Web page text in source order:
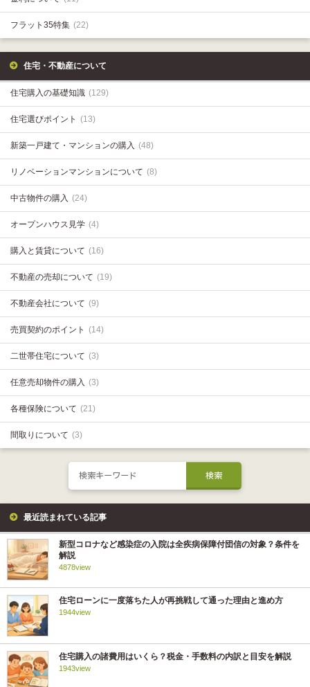
フラット35特集 (22)
住宅・不動産について
住宅購入の基礎知識 (129)
住宅選びポイント (13)
新築一戸建て・マンションの購入 (48)
リノベーションマンションについて (8)
中古物件の購入 (24)
オープンハウス見学 (4)
購入と賃貸について (16)
不動産の売却について (19)
不動産会社について (9)
売買契約のポイント (14)
二世帯住宅について (3)
任意売却物件の購入 (3)
各種保険について (21)
間取りについて (3)
最近読まれている記事
新型コロナなど感染症の入院は全疾病保障付団信の対象？条件を
解説
4878view
住宅ローンに一度落ちた人が再挑戦して通った理由と進め方
1944view
住宅購入の諸費用はいくら？税金・手数料の内訳と目安を解説
1943view